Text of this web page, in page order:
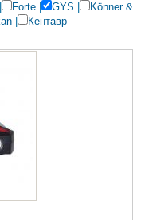
Forte GYS
Könner &
Кентавр